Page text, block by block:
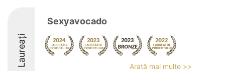
Laureați
Sexyavocado
Arată mai multe >>